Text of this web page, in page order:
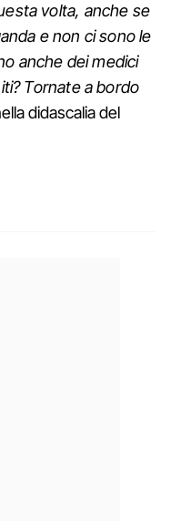
volta, anche se
e non ci sono le
anche dei medici
Tornate a bordo
didascalia del